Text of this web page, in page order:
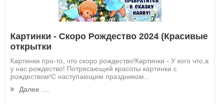
Картинки - Скоро Рождество 2024 (Красивые
открытки
Картинки про-то, что скоро рождество!Картинки - У кого что,а
у нас рождество! Потрясающей красоты картинки с
рождеством!С наступающим праздником...
Далее ....